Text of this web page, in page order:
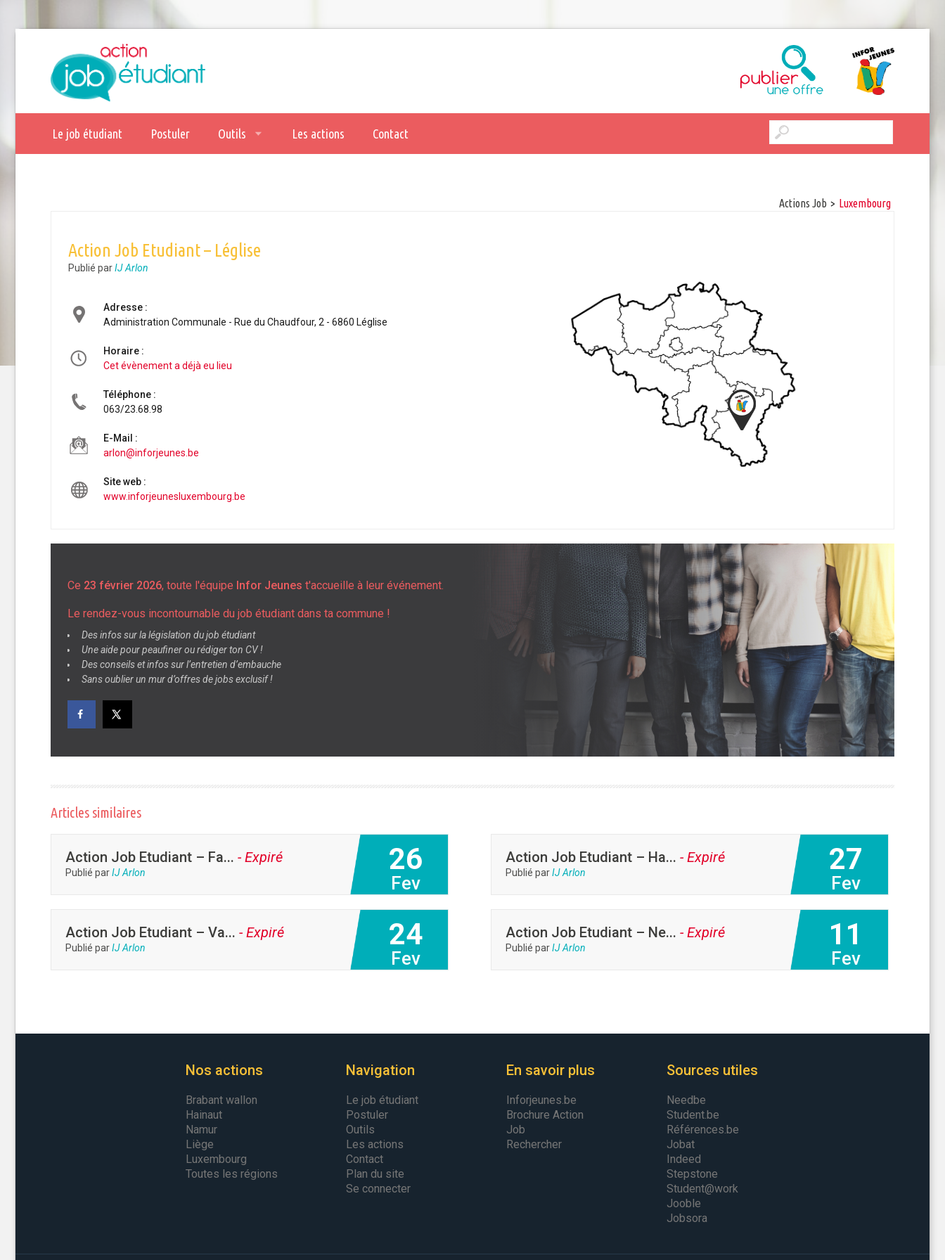
Le job étudiant Postuler Outils Les actions Contact
Actions Job > luxembourg
Action Job Etudiant – Léglise
Publié par IJ Arlon
Adresse :
Administration Communale - Rue du Chaudfour, 2 - 6860 Léglise
Horaire :
Cet évènement a déjà eu lieu
Téléphone :
063/23.68.98
E-Mail :
arlon@inforjeunes.be
Site web :
www.inforjeunesluxembourg.be
Ce 23 février 2026, toute l'équipe Infor Jeunes t'accueille à leur événement.
Le rendez-vous incontournable du job étudiant dans ta commune !
Des infos surlalégislation du job étudiant
Une aide pour peaufiner ou rédigerton CV!
Des conseils et infos surl’entretien d’embauche
Sans oublierun mur d’offres de jobsexclusif !
Articles similaires
Action Job Etudiant – Fa... - Expiré
Publié par IJ Arlon 26
Fev
Action Job Etudiant – Ha... - Expiré
Publié par IJ Arlon 27
Fev
Action Job Etudiant – Va... - Expiré
Publié par IJ Arlon 24
Fev
Action Job Etudiant – Ne... - Expiré
Publié par IJ Arlon 11
Fev
Nos actions
Brabant wallon
Hainaut
Namur
Liège
Luxembourg
Toutes les régions
Navigation
Le job étudiant
Postuler
Outils
Les actions
Contact
Plan du site
Se connecter
En savoir plus
Inforjeunes.be
Brochure Action
Job
Rechercher
Sources utiles
Needbe
Student.be
Références.be
Jobat
Indeed
Stepstone
Student@work
Jooble
Jobsora